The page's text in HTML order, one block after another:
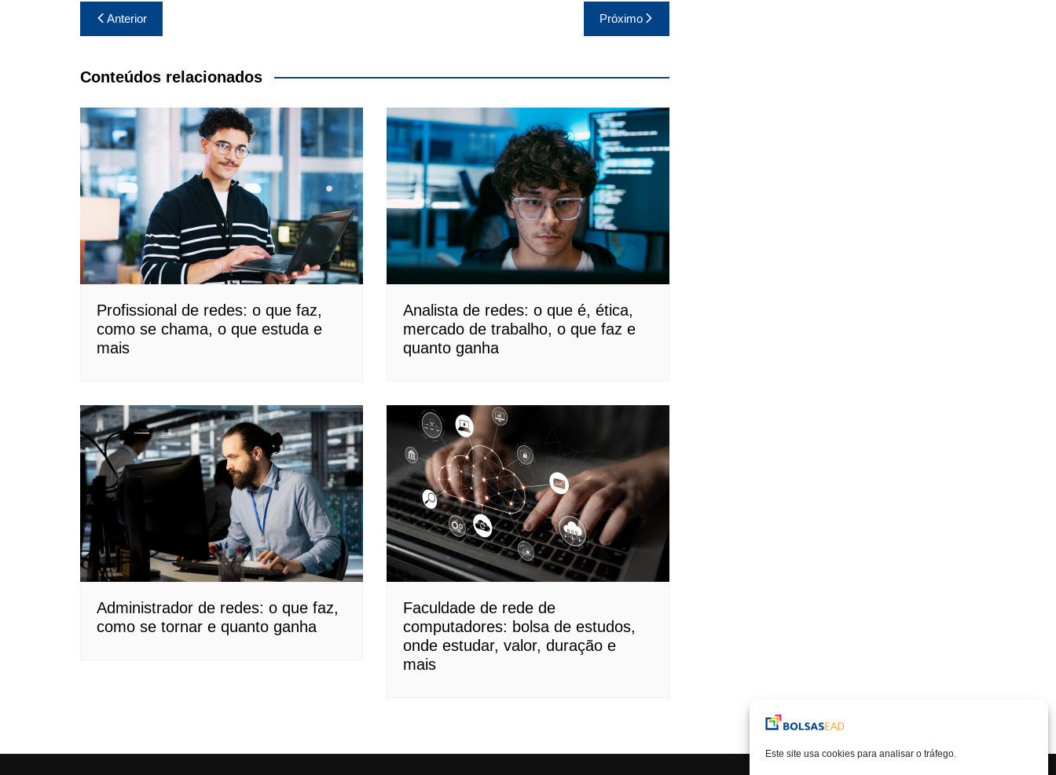
Este site usa cookies para analisar o tráfego.
Navegação
de
Post
Anterior Próximo
Conteúdos relacionados
Profissional de redes: o que faz,
como se chama, o que estuda e
mais
Analista de redes: o que é, ética,
mercado de trabalho, o que faz e
quanto ganha
Administrador de redes: o que faz,
como se tornar e quanto ganha
Faculdade de rede de
computadores: bolsa de estudos,
onde estudar, valor, duração e
mais